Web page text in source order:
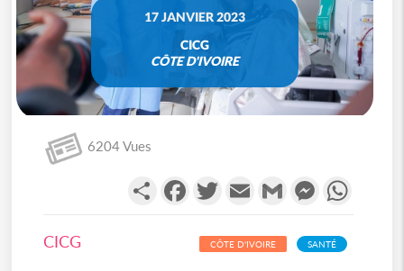
17 JANVIER 2023
CICG
CÔTE D'IVOIRE
6204 Vues
PartagerFacebookTwitterEmail Gmail Messenger
CICG CÔTE D'IVOIRE SANTÉ